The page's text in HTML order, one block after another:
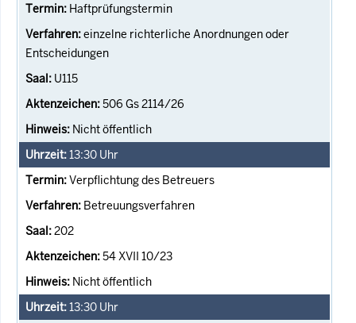
Haftprüfungstermin
einzelne richterliche Anordnungen oder
Entscheidungen
U115
506 Gs 2114/26
Nicht öffentlich
13:30 Uhr
Verpflichtung des Betreuers
Betreuungsverfahren
202
54 XVII 10/23
Nicht öffentlich
13:30 Uhr